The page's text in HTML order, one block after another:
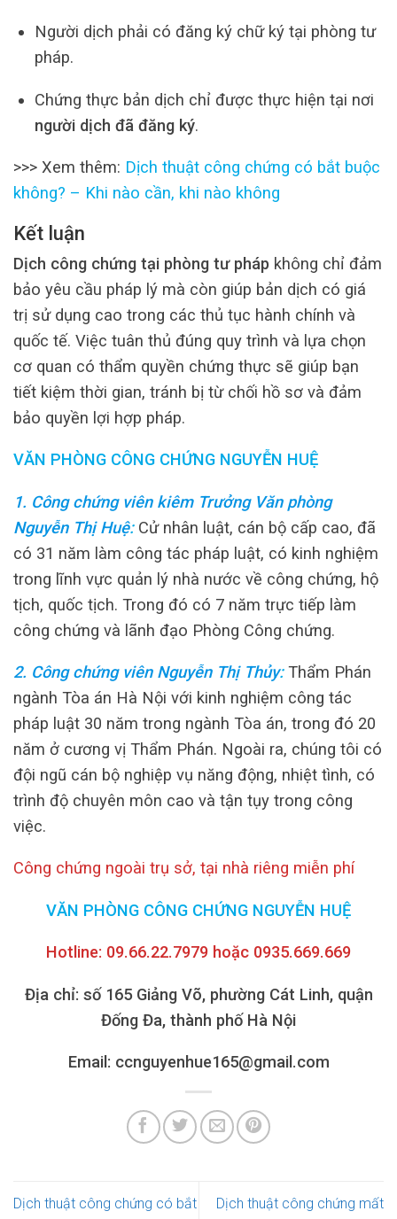
Người dịch phải có đăng ký chữ ký tại phòng tư
pháp.
Chứng thực bản dịch chỉ được thực hiện tại nơi
người dịch đã đăng ký.
>>> Xem thêm: Dịch thuật công chứng có bắt buộc
không? – Khi nào cần, khi nào không
Kết luận
Dịch công chứng tại phòng tư pháp không chỉ đảm
bảo yêu cầu pháp lý mà còn giúp bản dịch có giá
trị sử dụng cao trong các thủ tục hành chính và
quốc tế. Việc tuân thủ đúng quy trình và lựa chọn
cơ quan có thẩm quyền chứng thực sẽ giúp bạn
tiết kiệm thời gian, tránh bị từ chối hồ sơ và đảm
bảo quyền lợi hợp pháp.
VĂN PHÒNG CÔNG CHỨNG NGUYỄN HUỆ
1. Công chứng viên kiêm Trưởng Văn phòng
Nguyễn Thị Huệ: Cử nhân luật, cán bộ cấp cao, đã
có 31 năm làm công tác pháp luật, có kinh nghiệm
trong lĩnh vực quản lý nhà nước về công chứng, hộ
tịch, quốc tịch. Trong đó có 7 năm trực tiếp làm
công chứng và lãnh đạo Phòng Công chứng.
2. Công chứng viên Nguyễn Thị Thủy:Thẩm Phán
ngành Tòa án Hà Nội với kinh nghiệm công tác
pháp luật 30 năm trong ngành Tòa án, trong đó 20
năm ở cương vị Thẩm Phán. Ngoài ra, chúng tôi có
đội ngũ cán bộ nghiệp vụ năng động, nhiệt tình, có
trình độ chuyên môn cao và tận tụy trong công
việc.
Công chứng ngoài trụ sở, tại nhà riêng miễn phí
VĂN PHÒNG CÔNG CHỨNG NGUYỄN HUỆ
Hotline: 09.66.22.7979 hoặc 0935.669.669
Địa chỉ: số 165 Giảng Võ, phường Cát Linh, quận
Đống Đa, thành phố Hà Nội
Email: ccnguyenhue165@gmail.com
Dịch thuật công chứng có bắt
Dịch thuật công chứng mất